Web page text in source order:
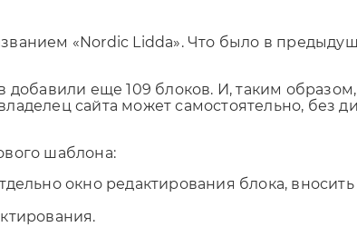
«Nordic Lidda». Что было в
еще 109 блоков. И, таким
сайта может самостоятельно, без
шаблона:
окно редактирования блока,